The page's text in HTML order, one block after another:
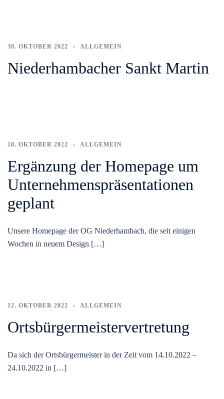
30. OKTOBER 2022 ALLGEMEIN
Niederhambacher Sankt Martin
18. OKTOBER 2022 ALLGEMEIN
Ergänzung der Homepage um
Unternehmenspräsentationen
geplant
Unsere Homepage der OG Niederhambach, die seit einigen
Wochen in neuem Design […]
12. OKTOBER 2022 ALLGEMEIN
Ortsbürgermeistervertretung
Da sich der Ortsbürgermeister in der Zeit vom 14.10.2022 –
24.10.2022 in […]